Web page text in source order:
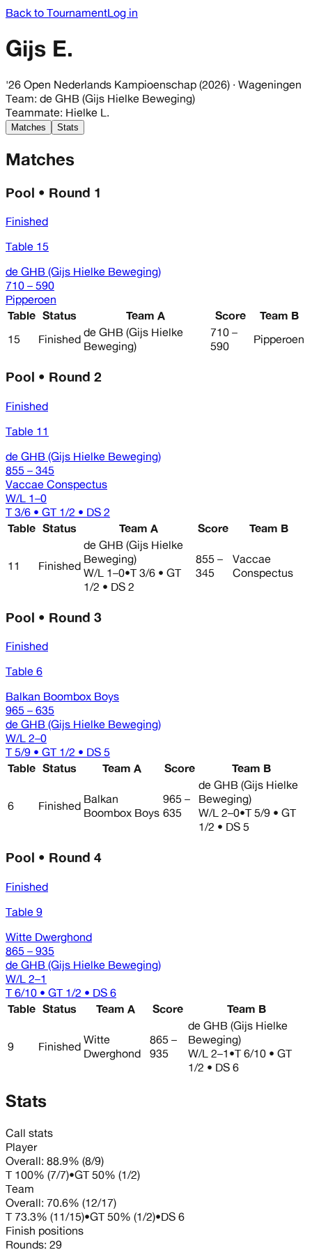
Back to TournamentLog in
Gijs E.
'26 Open Nederlands Kampioenschap (2026) · Wageningen
Team: de GHB (Gijs Hielke Beweging)
Teammate: Hielke L.
Matches Stats
Matches
Pool • Round 1
Finished
Table 15
de GHB (Gijs Hielke Beweging)
710 – 590
Pipperoen
Table Status Team A Score
Team B
15
Finished de GHB (Gijs Hielke
Beweging)
710 –
590
Pipperoen
Pool • Round 2
Finished
Table 11
de GHB (Gijs Hielke Beweging)
855 – 345
Vaccae Conspectus
W/L 1–0
T 3/6 • GT 1/2 • DS 2
Table Status Team A Score Team B
11 Finished
de GHB (Gijs Hielke
Beweging)
W/L 1–0•T 3/6 • GT
1/2 • DS 2
855 –
345
Vaccae
Conspectus
Pool • Round 3
Finished
Table 6
Balkan Boombox Boys
965 – 635
de GHB (Gijs Hielke Beweging)
W/L 2–0
T 5/9 • GT 1/2 • DS 5
Table Status Team A Score Team B
6 Finished Balkan
Boombox Boys
965 –
635
de GHB (Gijs Hielke
Beweging)
W/L 2–0•T 5/9 • GT
1/2 • DS 5
Pool • Round 4
Finished
Table 9
Witte Dwerghond
865 – 935
de GHB (Gijs Hielke Beweging)
W/L 2–1
T 6/10 • GT 1/2 • DS 6
Table Status Team A Score Team B
9 Finished Witte
Dwerghond
865 –
935
de GHB (Gijs Hielke
Beweging)
W/L 2–1 •T 6/10 • GT
1/2 • DS 6
Stats
Call stats
Player
Overall: 88.9% (8/9)
T 100% (7/7)•GT 50% (1/2)
Team
Overall: 70.6% (12/17)
T 73.3% (11/15)•GT 50% (1/2)•DS 6
Finish positions
Rounds: 29